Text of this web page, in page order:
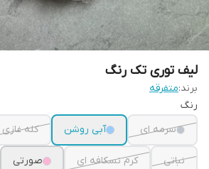
لیف توری تک رنگ
برند:متفرقه
رنگ
سرمه ای
آبی روشن کله غازی
نباتی کرم نسکافه ای صورتی